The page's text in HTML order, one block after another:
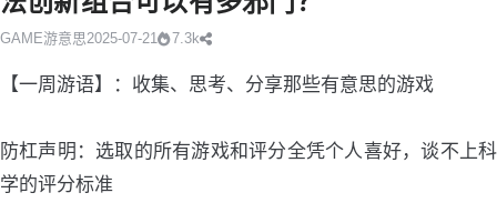
GAME游意思2025-07-21 7.3k
【一周游语】：收集、思考、分享那些有意思的游戏
防杠声明：选取的所有游戏和评分全凭个人喜好，谈不上科
学的评分标准